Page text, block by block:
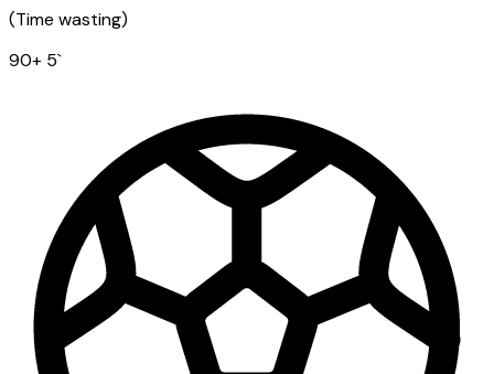
(Time wasting)
90+ 5`